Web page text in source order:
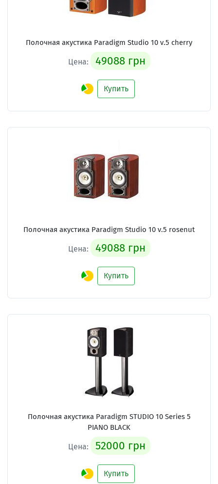
Полочная акустика Paradigm Studio 10 v.5 cherry
Цена: 49088 грн
Купить
Полочная акустика Paradigm Studio 10 v.5 rosenut
Цена: 49088 грн
Купить
Полочная акустика Paradigm STUDIO 10 Series 5
PIANO BLACK
Цена: 52000 грн
Купить